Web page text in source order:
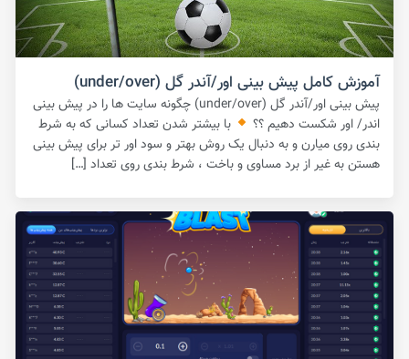
آموزش کامل پیش بینی اور/آندر گل (under/over)
پیش بینی اور/آندر گل (under/over) چگونه سایت ها را در پیش بینی
اندر/ اور شکست دهیم ؟؟
با بیشتر شدن تعداد کسانی که به شرط
بندی روی میارن و به دنبال یک روش بهتر و سود اور تر برای پیش بینی
هستن به غیر از برد مساوی و باخت ، شرط بندی روی تعداد […]